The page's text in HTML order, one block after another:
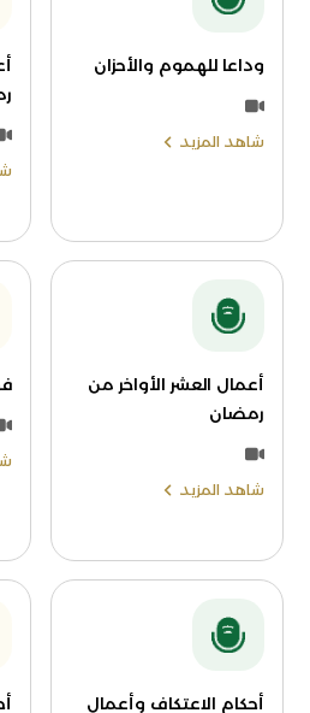
وداعا للهموم والأحزان
شاهد المزيد
أعمال العشر الأواخر من
رمضان
شاهد المزيد
أحكام الاعتكاف وأعمال